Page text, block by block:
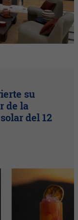
su
de la
del 12